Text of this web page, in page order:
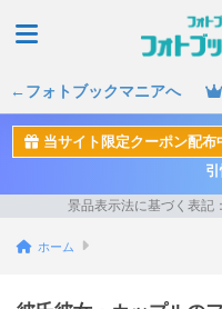
←フォトブックマニアへ
当サイト限定クーポン配布
ホーム